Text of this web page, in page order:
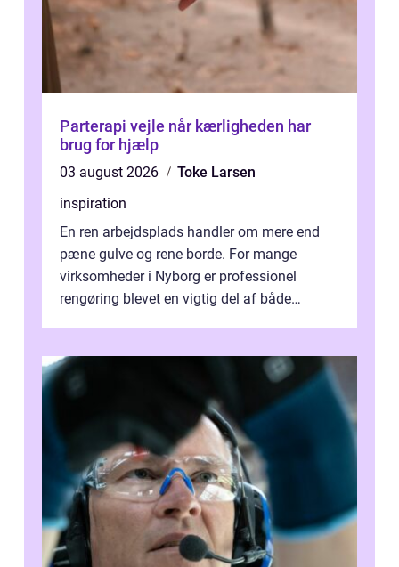
Parterapi vejle når kærligheden har
brug for hjælp
03 august 2026
Toke Larsen
inspiration
En ren arbejdsplads handler om mere end
pæne gulve og rene borde. For mange
virksomheder i Nyborg er professionel
rengøring blevet en vigtig del af både